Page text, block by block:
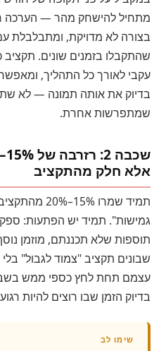
מתחיל להישחק מהר — הערכה
בצורה לא מדויקת, ומתבלבלת
שהתקבלו בזמנים שונים.
עקבי לאורך כל התהליך,
בדיוק את אותה תמונה — לא שתי
שמתפרשות אחרת.
אלא חלק מהתקציב
תמיד שמרו
גמישות". תמיד יש הפתעות:
תוספות שלא תכננתם, מוזמן
שבונים תקציב "צמוד לגבול"
עצמם תחת לחץ כספי ממש
בדיוק הזמן שבו רוצים להיות
שימו לב